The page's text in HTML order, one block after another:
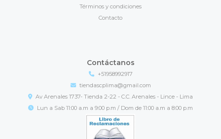
Términos y condiciones
Contacto
Contáctanos
+51958992917
tiendascplima@gmail.com
Av Arenales 1737- Tienda 2-22 - C.C. Arenales - Lince - Lima
Lun a Sab 11:00 a.m a 9:00 p.m / Dom de 11:00 a.m a 8:00 p.m